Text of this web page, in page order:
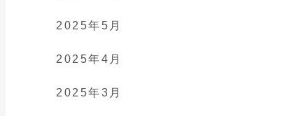
2025年5月
2025年4月
2025年3月